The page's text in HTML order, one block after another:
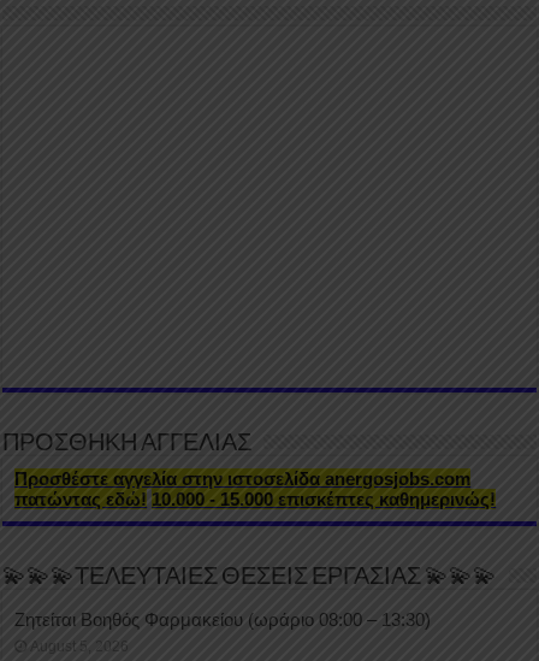
ΠΡΟΣΘΗΚΗ ΑΓΓΕΛΙΑΣ
Προσθέστε αγγελία στην ιστοσελίδα anergosjobs.com
πατώντας εδώ! 10.000 - 15.000 επισκέπτες καθημερινώς!
💫💫💫ΤΕΛΕΥΤΑΙΕΣ ΘΕΣΕΙΣ ΕΡΓΑΣΙΑΣ 💫💫💫
Ζητείται Βοηθός Φαρμακείου (ωράριο 08:00 – 13:30)
August 5, 2026